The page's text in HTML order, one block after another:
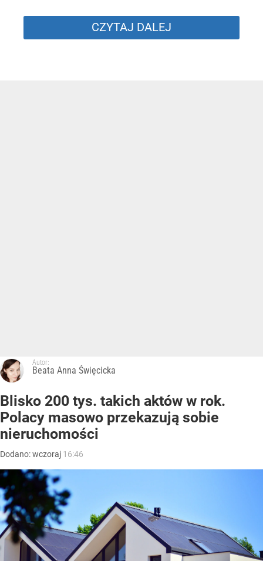
CZYTAJ DALEJ
Autor:
Beata Anna Święcicka
Blisko 200 tys. takich aktów w rok.
Polacy masowo przekazują sobie
nieruchomości
Dodano:wczoraj 16:46